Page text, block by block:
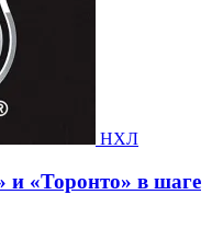
НХЛ
«Торонто» в шаге